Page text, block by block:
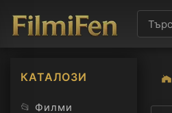
КАТАЛОЗИ
📂 Филми